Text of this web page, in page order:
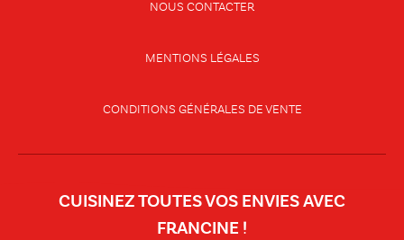
NOUS CONTACTER
MENTIONS LÉGALES
CONDITIONS GÉNÉRALES DE VENTE
CUISINEZ TOUTES VOS ENVIES AVEC
FRANCINE !